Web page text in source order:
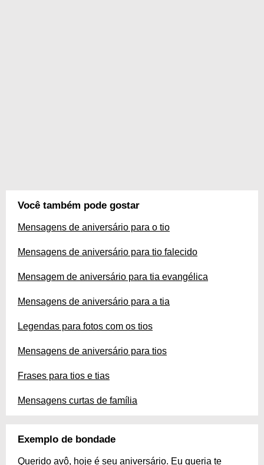
Você também pode gostar
Mensagens de aniversário para o tio
Mensagens de aniversário para tio falecido
Mensagem de aniversário para tia evangélica
Mensagens de aniversário para a tia
Legendas para fotos com os tios
Mensagens de aniversário para tios
Frases para tios e tias
Mensagens curtas de família
Exemplo de bondade
Querido avô, hoje é seu aniversário. Eu queria te